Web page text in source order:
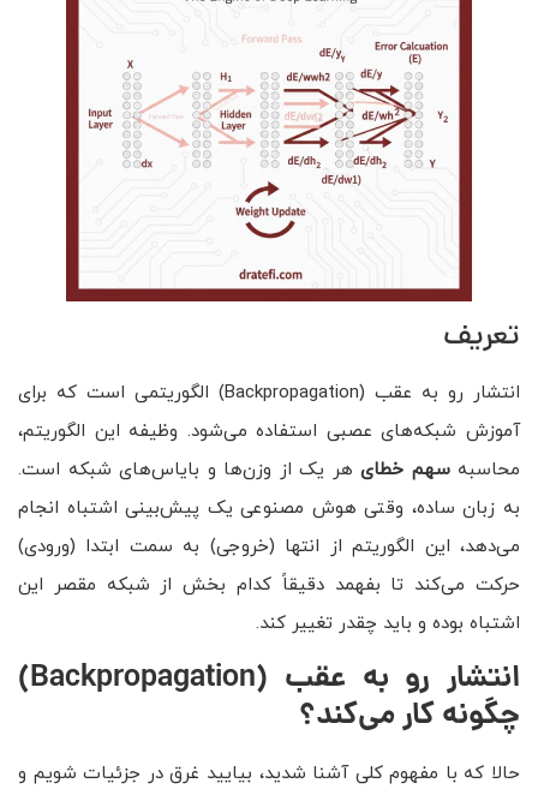
تعریف
انتشار رو به عقب (Backpropagation) الگوریتمی است که برای
آموزش شبکه‌های عصبی استفاده می‌شود. وظیفه این الگوریتم،
محاسبهسهم خطای هر یک از وزن‌ها و بایاس‌های شبکه است.
به زبان ساده، وقتی هوش مصنوعی یک پیش‌بینی اشتباه انجام
می‌دهد، این الگوریتم از انتها (خروجی) به سمت ابتدا (ورودی)
حرکت می‌کند تا بفهمد دقیقاً کدام بخش از شبکه مقصر این
اشتباه بوده و باید چقدر تغییر کند.
انتشار رو به عقب (Backpropagation)
چگونه کار می‌کند؟
حالا که با مفهوم کلی آشنا شدید، بیایید غرق در جزئیات شویم و